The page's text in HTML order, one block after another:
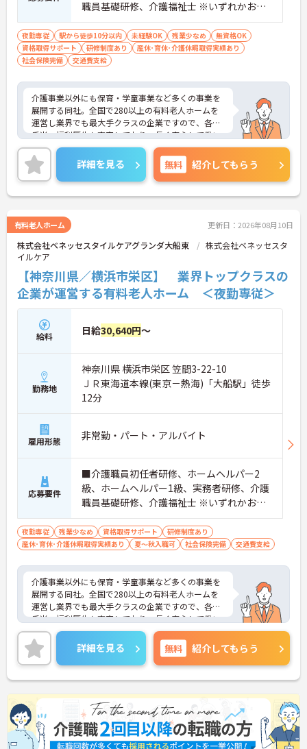
職員基礎研修、介護福祉士 ※いずれかお持
ちの方 ※資格をお持ちでない方も相談可
夜勤専従 駅から徒歩10分以内 未経験OK 残業少なめ
無資格OK
資格取得サポート
研修制度あり
産休･育休･介護休暇取得実績あり
社会保険完備
交通費支給
介護事業以外にも保育・学童事業など多くの事業を
展開する同社。全国で280以上の有料老人ホームを
運営し業界でも最大手クラスの企業ですので、各種
手当、福利厚生も充実しており、長く安心して働い
ていただける環境です。ご興味ある方には、面接対
策ポイントなど、さらに詳細をお話しいたしますの
でお気軽にご相談ください。
詳細を見る 無料 紹介してもらう
有料老人ホーム 更新日：2026年08月10日
株式会社ベネッセスタイルケアグランダ大船東
株式会社ベネッセスタ
イルケア
【神奈川県／横浜市栄区】 業界トップクラスの
企業が運営する有料老人ホーム ＜夜勤専従＞
給料 日給30,640円～
勤務地
神奈川県 横浜市栄区 笠間3-22-10
ＪＲ東海道本線(東京－熱海)「大船駅」徒歩
12分
雇用形態 非常勤・パート・アルバイト
応募要件
■介護職員初任者研修、ホームヘルパー2
級、ホームヘルパー1級、実務者研修、介護
職員基礎研修、介護福祉士 ※いずれかお持
ちの方 ※資格をお持ちでない方も相談可
夜勤専従 残業少なめ 資格取得サポート
研修制度あり
産休･育休･介護休暇取得実績あり
夏～秋入職可 社会保険完備 交通費支給
介護事業以外にも保育・学童事業など多くの事業を
展開する同社。全国で280以上の有料老人ホームを
運営し業界でも最大手クラスの企業ですので、各種
手当、福利厚生も充実しており、長く安心して働い
ていただける環境です。ご興味ある方には、面接対
策ポイントなど、さらに詳細をお話しいたしますの
でお気軽にご相談ください。
詳細を見る 無料 紹介してもらう